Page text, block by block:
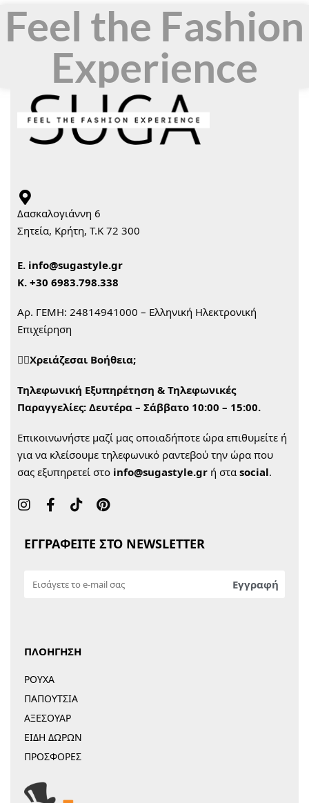
Feel the Fashion
Experience
Δασκαλογιάννη 6
Σητεία, Κρήτη, Τ.Κ 72 300
Ε. info@sugastyle.gr
Κ. +30 6983.798.338
Αρ. ΓΕΜΗ: 24814941000 – Ελληνική Ηλεκτρονική
Επιχείρηση
🙋‍♀️Χρειάζεσαι Βοήθεια;
Τηλεφωνική Εξυπηρέτηση & Τηλεφωνικές
Παραγγελίες: Δευτέρα – Σάββατο 10:00 – 15:00.
Επικοινωνήστε μαζί μας οποιαδήποτε ώρα επιθυμείτε ή
για να κλείσουμε τηλεφωνικό ραντεβού την ώρα που
σας εξυπηρετεί στο info@sugastyle.gr ή στα social.
ΕΓΓΡΑΦΕΙΤΕ ΣΤΟ NEWSLETTER
ΠΛΟΗΓΗΣΗ
ΡΟΥΧΑ
ΠΑΠΟΥΤΣΙΑ
ΑΞΕΣΟΥΑΡ
ΕΙΔΗ ΔΩΡΩΝ
ΠΡΟΣΦΟΡΕΣ